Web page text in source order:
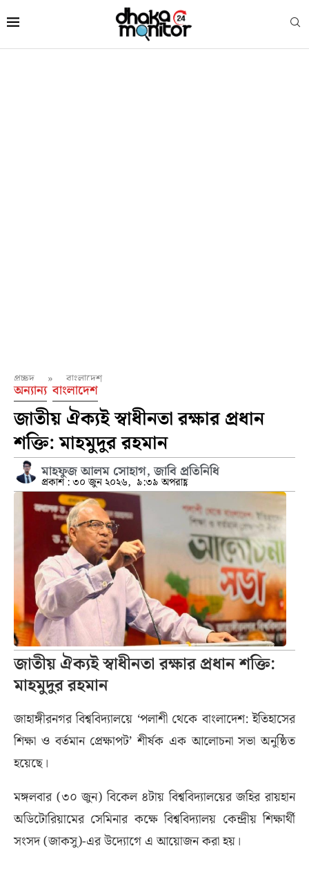
প্রচ্ছদ » বাংলাদেশ
অন্যান্য বাংলাদেশ
জাতীয় ঐক্যই স্বাধীনতা রক্ষার প্রধান
শক্তি: মাহমুদুর রহমান
মাহফুজ আলম সোহাগ, জাবি প্রতিনিধি
প্রকাশ :৩০ জুন ২০২৬, ৯:৩৯ অপরাহ্ণ
জাতীয় ঐক্যই স্বাধীনতা রক্ষার প্রধান শক্তি:
মাহমুদুর রহমান
জাহাঙ্গীরনগর বিশ্ববিদ্যালয়ে ‘পলাশী থেকে বাংলাদেশ: ইতিহাসের
শিক্ষা ও বর্তমান প্রেক্ষাপট’ শীর্ষক এক আলোচনা সভা অনুষ্ঠিত
হয়েছে।
মঙ্গলবার (৩০ জুন) বিকেল ৪টায় বিশ্ববিদ্যালয়ের জহির রায়হান
অডিটোরিয়ামের সেমিনার কক্ষে বিশ্ববিদ্যালয় কেন্দ্রীয় শিক্ষার্থী
সংসদ (জাকসু)-এর উদ্যোগে এ আয়োজন করা হয়।